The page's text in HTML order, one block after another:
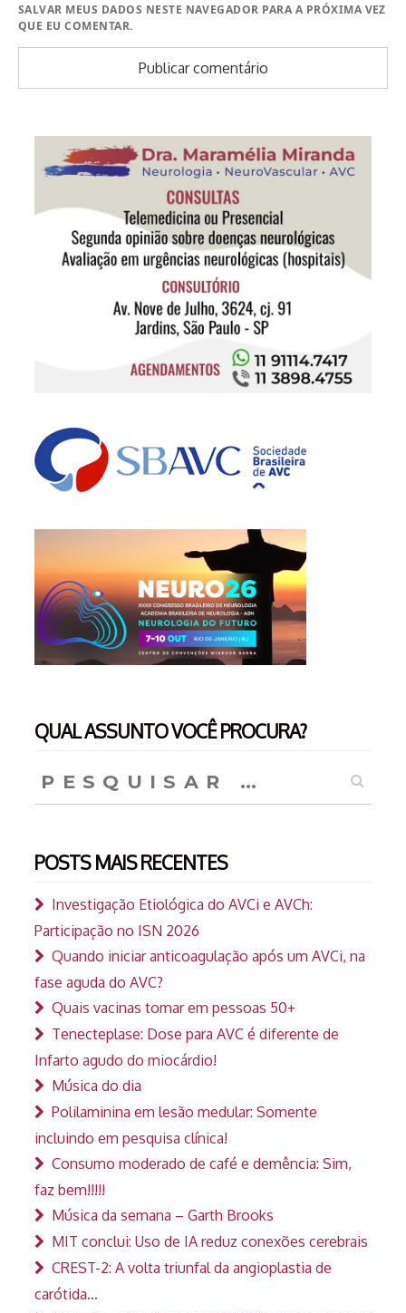
SALVAR MEUS DADOS NESTE NAVEGADOR PARA A PRÓXIMA VEZ
QUE EU COMENTAR.
QUAL ASSUNTO VOCÊ PROCURA?
por:
POSTS MAIS RECENTES
Investigação Etiológica do AVCi e AVCh:
Participação no ISN 2026
Quando iniciar anticoagulação após um AVCi, na
fase aguda do AVC?
Quais vacinas tomar em pessoas 50+
Tenecteplase: Dose para AVC é diferente de
Infarto agudo do miocárdio!
Música do dia
Polilaminina em lesão medular: Somente
incluindo em pesquisa clínica!
Consumo moderado de café e demência: Sim,
faz bem!!!!!
Música da semana – Garth Brooks
MIT conclui: Uso de IA reduz conexões cerebrais
CREST-2: A volta triunfal da angioplastia de
carótida…